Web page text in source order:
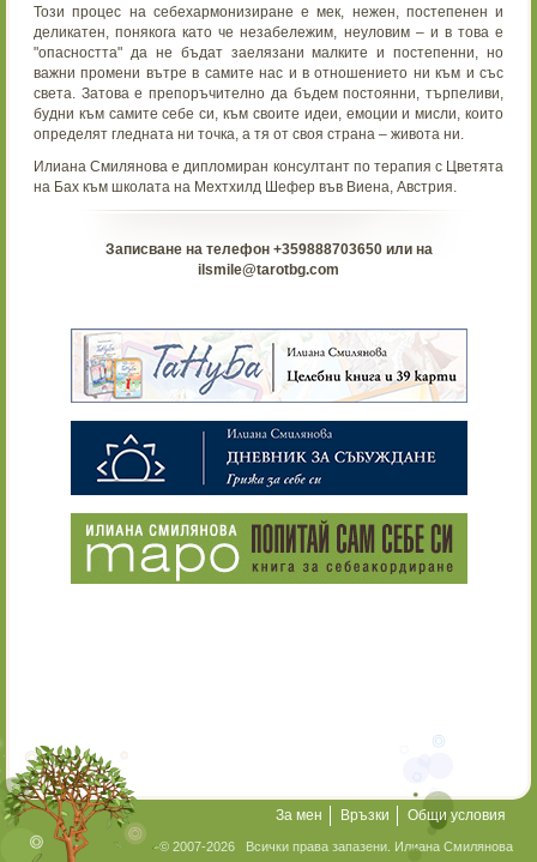
Този процес на себехармонизиране е мек, нежен, постепенен и
деликатен, понякога като че незабележим, неуловим – и в това е
"опасността" да не бъдат заелязани малките и постепенни, но
важни промени вътре в самите нас и в отношението ни към и със
света. Затова е препоръчително да бъдем постоянни, търпеливи,
будни към самите себе си, към своите идеи, емоции и мисли, които
определят гледната ни точка, а тя от своя страна – живота ни.
Илиана Смилянова е дипломиран консултант по терапия с Цветята
на Бах към школата на Мехтхилд Шефер във Виена, Австрия.
Записване на телефон +359888703650 или на
ilsmile@tarotbg.com
За мен Връзки Общи условия
© 2007-2026 Всички права запазени. Илиана Смилянова